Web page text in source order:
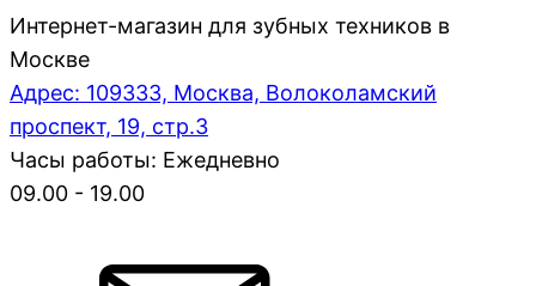
Интернет-магазин для зубных техников в
Москве
Адрес: 109333, Москва, Волоколамский
проспект, 19, стр.3
Часы работы: Ежедневно
09.00 - 19.00